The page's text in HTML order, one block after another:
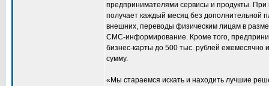
предпринимателями сервисы и продукты. При
получает каждый месяц без дополнительной
внешних, переводы физическим лицам в
СМС-информирование. Кроме того,
бизнес-карты до 500 тыс. рублей ежемесячно
сумму.
«Мы стараемся искать и находить лучшие